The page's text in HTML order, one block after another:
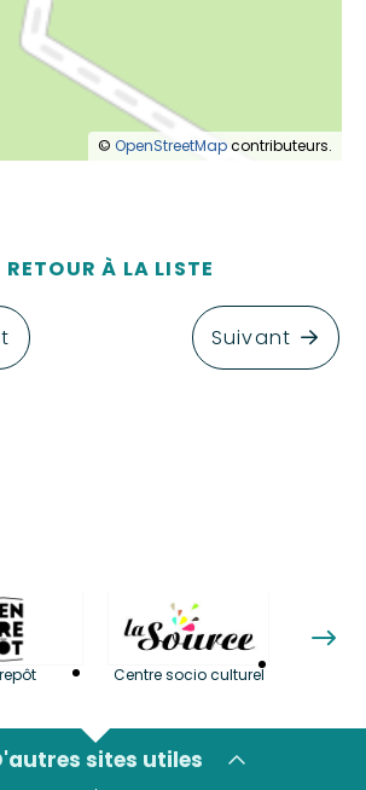
© OpenStreetMapcontributeurs.
RETOUR À LA LISTE
Suivant
Centre socio culturel
sites utiles